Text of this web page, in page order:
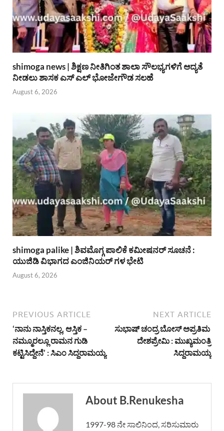
shimoga news | ಶಿಕ್ಷಣ ನೀತಿಗಿಂತ ಶಾಲಾ ಸೌಲಭ್ಯಗಳಿಗೆ ಆದ್ಯತೆ
ನೀಡಲು ಶಾಸಕ ಎಸ್ ಎಲ್ ಭೋಜೇಗೌಡ ಸಲಹೆ
August 6, 2026
shimoga palike | ಶಿವಮೊಗ್ಗ ಪಾಲಿಕೆ ಕಮೀಷನರ್ ಸೂಚನೆ :
ಯುಜಿಡಿ ವಿಭಾಗದ ಎಂಜಿನಿಯರ್ ಗಳ ಭೇಟಿ
August 6, 2026
PREVIOUS ARTICLE
‘ನಾನು ನಾಸ್ತಿಕನಲ್ಲ, ಆಸ್ತಿಕ –
ನಮ್ಮೂರಲ್ಲೂ ರಾಮನ ಗುಡಿ
ಕಟ್ಟಿಸಿದ್ದೇನೆ’ : ಸಿಎಂ ಸಿದ್ದರಾಮಯ್ಯ
NEXT ARTICLE
ಸುಭಾಷ್ ಚಂದ್ರ ಬೋಸ್ ಅಪ್ರತಿಮ
ದೇಶಪ್ರೇಮಿ : ಮುಖ್ಯಮಂತ್ರಿ
ಸಿದ್ದರಾಮಯ್ಯ
About B.Renukesha
1997-98 ನೇ ಸಾಲಿನಿಂದ, ಸರಿಸುಮಾರು